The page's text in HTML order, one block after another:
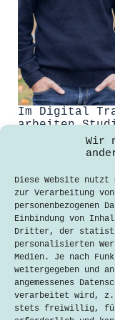
Wir
Diese Website nutzt
zur Verarbeitung
personenbezogenen
Einbindung von
Dritter, der
personalisierten
Medien. Je nach
weitergegeben und
angemessenes
verarbeitet wird,
stets freiwillig, für
Im Digital
arbeiten
Services an
Nicolas
15.
Im Digital
starteten in
die ersten
der
öffentlichen
Problemen
DTLab ist
Innovation